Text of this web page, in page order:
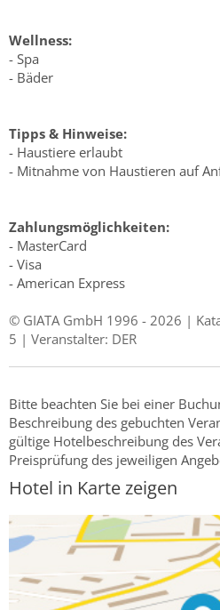
Wellness:
- Spa
- Bäder
Tipps & Hinweise:
- Haustiere erlaubt
- Mitnahme von Haustieren auf
Zahlungsmöglichkeiten:
- MasterCard
- Visa
- American Express
© GIATA GmbH 1996 - 2026 |
5 | Veranstalter: DER
Bitte beachten Sie bei einer
Beschreibung des gebuchten
gültige Hotelbeschreibung des
Preisprüfung des jeweiligen
Hotel in Karte zeigen